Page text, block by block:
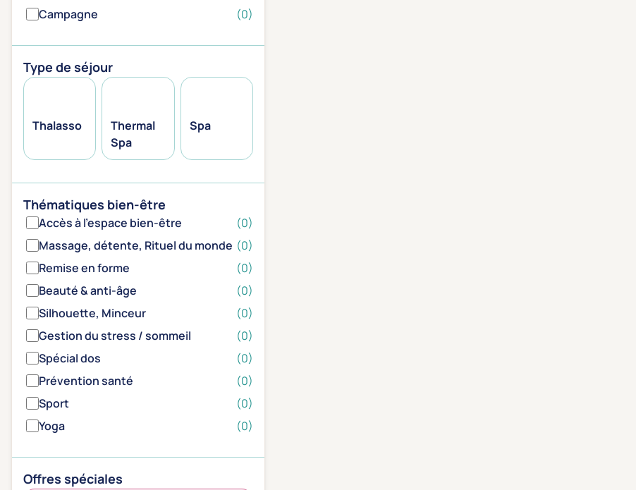
Campagne
(0)
Type de séjour
Thalasso
Thermal
Spa
Spa
Thématiques bien-être
Accès à l'espace bien-être
(0)
Massage, détente, Rituel du monde (0)
Remise en forme
(0)
Beauté & anti-âge
(0)
Silhouette, Minceur
(0)
Gestion du stress / sommeil
(0)
Spécial dos
(0)
Prévention santé
(0)
Sport
(0)
Yoga
(0)
Offres spéciales